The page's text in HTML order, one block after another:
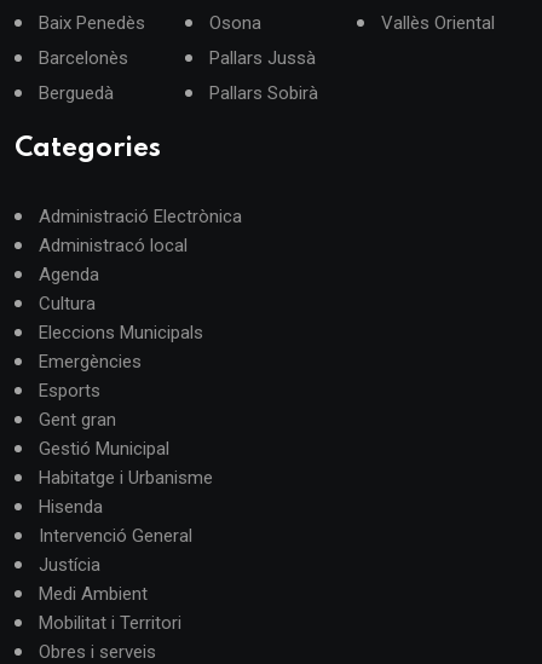
Baix Penedès
Barcelonès
Berguedà
Osona
Pallars Jussà
Pallars Sobirà
Vallès Oriental
Categories
Administració Electrònica
Administracó local
Agenda
Cultura
Eleccions Municipals
Emergències
Esports
Gent gran
Gestió Municipal
Habitatge i Urbanisme
Hisenda
Intervenció General
Justícia
Medi Ambient
Mobilitat i Territori
Obres i serveis